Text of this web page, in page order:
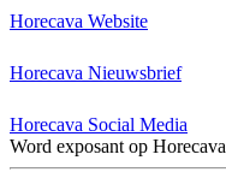
Horecava Website
Horecava Nieuwsbrief
Horecava Social Media
Word exposant op Horecava